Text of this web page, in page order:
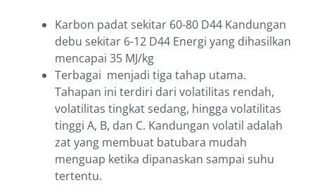
Karbon padat sekitar 60-80 D44 Kandungan
debu sekitar 6-12 D44 Energi yang dihasilkan
mencapai 35 MJ/kg
Terbagai menjadi tiga tahap utama.
Tahapan ini terdiri dari volatilitas rendah,
volatilitas tingkat sedang, hingga volatilitas
tinggi A, B, dan C. Kandungan volatil adalah
zat yang membuat batubara mudah
menguap ketika dipanaskan sampai suhu
tertentu.